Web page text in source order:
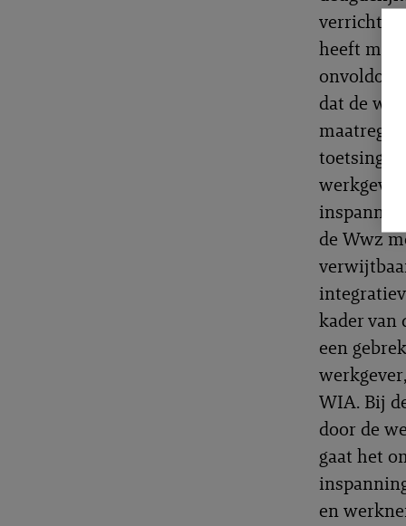
verricht.
heeft
dat de
de Wwz
kader van
een
WIA. Bij
door de
gaat het
en